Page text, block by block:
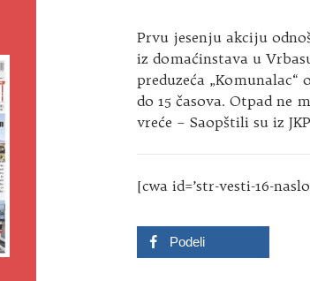
Prvu jesenju akciju
iz domaćinstava u
preduzeća „Komunalac“
do 15 časova. Otpad ne
vreće – Saopštili su iz
[cwa id=’str-vesti-16-
Podeli